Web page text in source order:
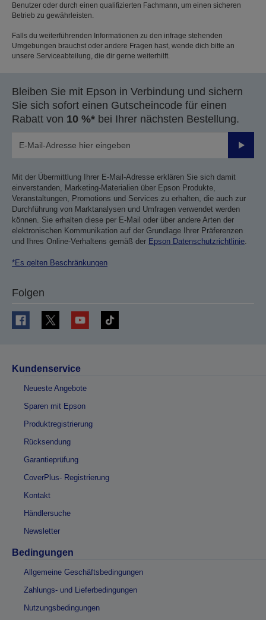
Benutzer oder durch einen qualifizierten Fachmann, um einen sicheren
Betrieb zu gewährleisten.
Falls du weiterführenden Informationen zu den infrage stehenden
Umgebungen brauchst oder andere Fragen hast, wende dich bitte an
unsere Serviceabteilung, die dir gerne weiterhilft.
Bleiben Sie mit Epson in Verbindung und sichern
Sie sich sofort einen Gutscheincode für einen
Rabatt von 10 %* bei Ihrer nächsten Bestellung.
Mit der Übermittlung Ihrer E-Mail-Adresse erklären Sie sich damit
einverstanden, Marketing-Materialien über Epson Produkte,
Veranstaltungen, Promotions und Services zu erhalten, die auch zur
Durchführung von Marktanalysen und Umfragen verwendet werden
können. Sie erhalten diese per E-Mail oder über andere Arten der
elektronischen Kommunikation auf der Grundlage Ihrer Präferenzen
und Ihres Online-Verhaltens gemäß der Epson Datenschutzrichtlinie
*Es gelten Beschränkungen
Folgen
Kundenservice
Neueste Angebote
Sparen mit Epson
Produktregistrierung
Rücksendung
Garantieprüfung
CoverPlus- Registrierung
Kontakt
Händlersuche
Newsletter
Bedingungen
Allgemeine Geschäftsbedingungen
Zahlungs- und Lieferbedingungen
Nutzungsbedingungen